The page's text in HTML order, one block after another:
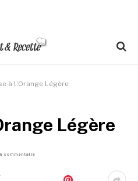
à l’Orange Légère
Légère
commentaire